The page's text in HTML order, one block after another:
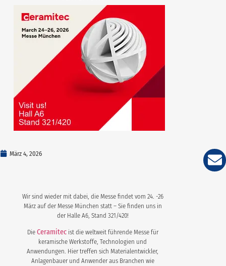
März 4, 2026
Wir sind wieder mit dabei, die Messe findet vom 24. -26
März auf der Messe München statt – Sie finden uns in
der Halle A6, Stand 321/420!
Die Ceramitecist die weltweit führende Messe für
keramische Werkstoffe, Technologien und
Anwendungen. Hier treffen sich Materialentwickler,
Anlagenbauer und Anwender aus Branchen wie